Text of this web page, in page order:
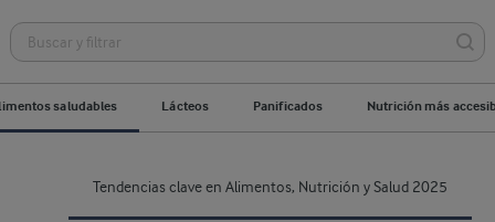
saludables Lácteos Panificados Nutrición más
Tendencias clave en Alimentos, Nutrición y Salud 2025